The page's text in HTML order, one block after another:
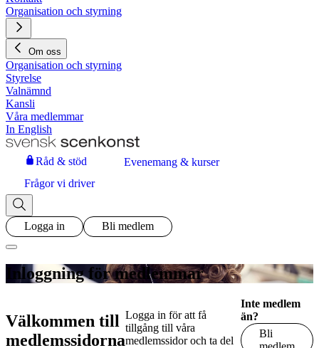
Organisation och styrning
Om oss
Organisation och styrning
Styrelse
Valnämnd
Kansli
Våra medlemmar
In English
Råd & stöd
Evenemang & kurser
Frågor vi driver
Logga in Bli medlem
Inloggning för medlemmar
Välkommen till
medlemssidorna
Logga in för att få
tillgång till våra
medlemssidor och ta del
Inte medlem
än?
Bli